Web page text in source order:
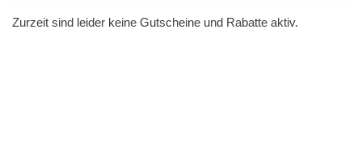
Zurzeit sind leider keine Gutscheine und Rabatte aktiv.